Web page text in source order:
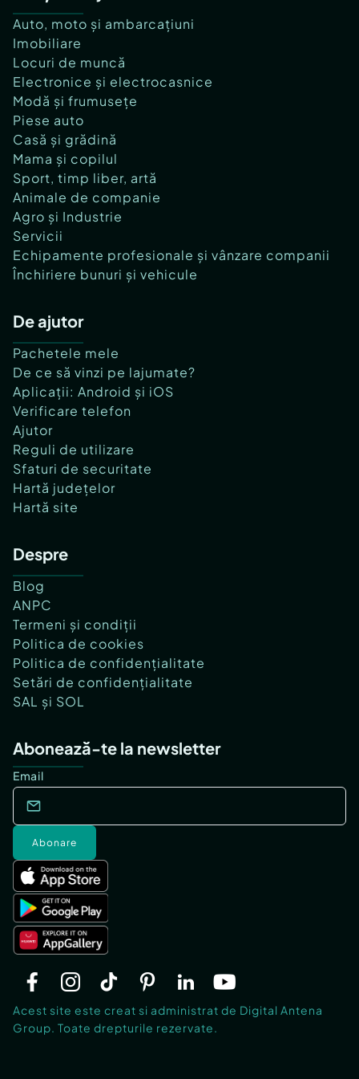
Auto, moto și ambarcațiuni
Imobiliare
Locuri de muncă
Electronice și electrocasnice
Modă și frumusețe
Piese auto
Casă și grădină
Mama și copilul
Sport, timp liber, artă
Animale de companie
Agro și Industrie
Servicii
Echipamente profesionale și vânzare companii
Închiriere bunuri și vehicule
De ajutor
Pachetele mele
De ce să vinzi pe lajumate?
Aplicații: Android și iOS
Verificare telefon
Ajutor
Reguli de utilizare
Sfaturi de securitate
Hartă județelor
Hartă site
Despre
Blog
ANPC
Termeni și condiții
Politica de cookies
Politica de confidențialitate
Setări de confidențialitate
SAL și SOL
Abonează-te la newsletter
Email
Abonare
Acest site este creat si administrat de Digital Antena
Group. Toate drepturile rezervate.